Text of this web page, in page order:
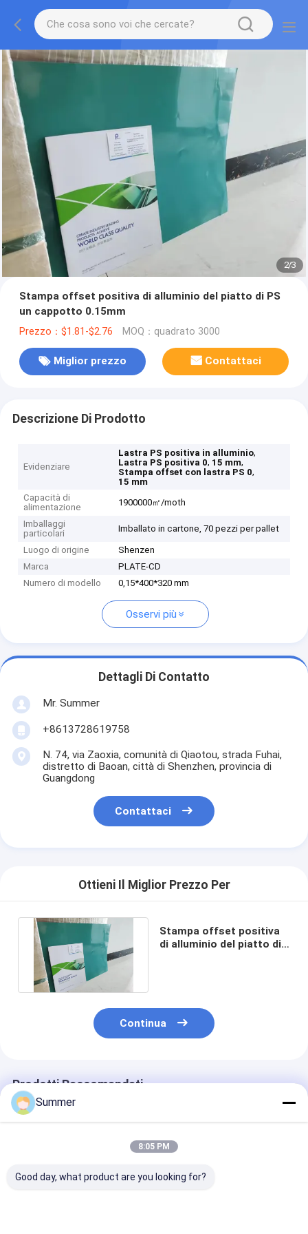
2/3
Stampa offset positiva di alluminio del piatto di PS
un cappotto 0.15mm
Prezzo：$1.81-$2.76 MOQ：quadrato 3000
Miglior prezzo Contattaci
Descrizione Di Prodotto
Evidenziare
Lastra PS positiva in alluminio,
Lastra PS positiva 0, 15 mm,
Stampa offset con lastra PS 0,
15 mm
Capacità di
alimentazione
1900000㎡/moth
Imballaggi
particolari
Imballato in cartone, 70 pezzi per pallet
Luogo di origine
Shenzen
Marca
PLATE-CD
Numero di modello
0,15*400*320 mm
Osservi più
Dettagli Di Contatto
Mr. Summer
+8613728619758
N. 74, via Zaoxia, comunità di Qiaotou, strada Fuhai,
distretto di Baoan, città di Shenzhen, provincia di
Guangdong
Contattaci
Ottieni Il Miglior Prezzo Per
Stampa offset positiva
di alluminio del piatto di
Continua
Prodotti Raccomandati
Summer
8:05 PM
Good day, what product are you looking for?